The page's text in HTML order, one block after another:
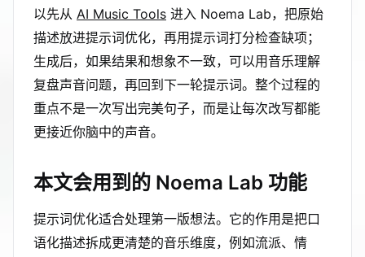
以先从 AI Music Tools 进入 Noema Lab，把原始
描述放进提示词优化，再用提示词打分检查缺项；
生成后，如果结果和想象不一致，可以用音乐理解
复盘声音问题，再回到下一轮提示词。整个过程的
重点不是一次写出完美句子，而是让每次改写都能
更接近你脑中的声音。
本文会用到的 Noema Lab 功能
提示词优化适合处理第一版想法。它的作用是把口
语化描述拆成更清楚的音乐维度，例如流派、情